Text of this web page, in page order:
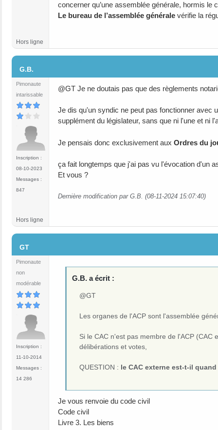
concerner qu’une assemblée générale, hormis le
Le bureau de l’assemblée générale vérifie la
Hors ligne
G.B.
Pimonaute
intarissable
Inscription :
08-10-2023
Messages :
847
@GT Je ne doutais pas que des règlements
Je dis qu'un syndic ne peut pas fonctionner avec
supplément du législateur, sans que ni l'une et ni
Je pensais donc exclusivement aux Ordres du
ça fait longtemps que j'ai pas vu l'évocation d'un
Et vous ?
Dernière modification par G.B. (08-11-2024 15:07:40)
Hors ligne
GT
Pimonaute
non
modérable
Inscription :
11-10-2014
Messages :
14 286
G.B. a écrit :
@GT
Les organes de l'ACP sont l'assemblée
Si le CAC n'est pas membre de l'ACP
délibérations et votes,
QUESTION : le CAC externe est-t-il
Je vous renvoie du code civil
Code civil
Livre 3. Les biens